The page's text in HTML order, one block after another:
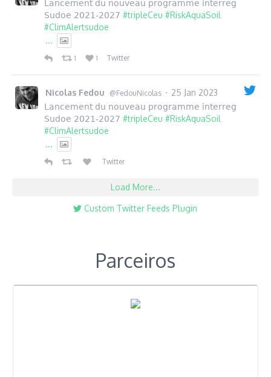
Lancement du nouveau programme interreg
Sudoe 2021-2027#tripleCeu #RiskAquaSoil
#ClimAlertsudoe
...
1 1 Twitter
Nicolas Fedou @FedouNicolas · 25 Jan 2023
Lancement du nouveau programme interreg
Sudoe 2021-2027#tripleCeu #RiskAquaSoil
#ClimAlertsudoe
...
Twitter
Load More...
Custom Twitter Feeds Plugin
Parceiros